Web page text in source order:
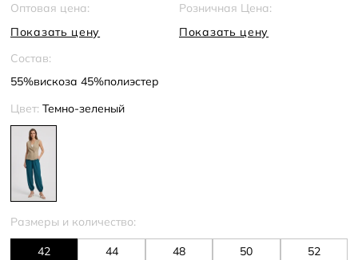
Оптовая цена:
Показать цену
Розничная Цена:
Показать цену
Состав:
55%вискоза 45%полиэстер
Цвет: Темно-зеленый
Размеры и количество:
42 44 48 50 52